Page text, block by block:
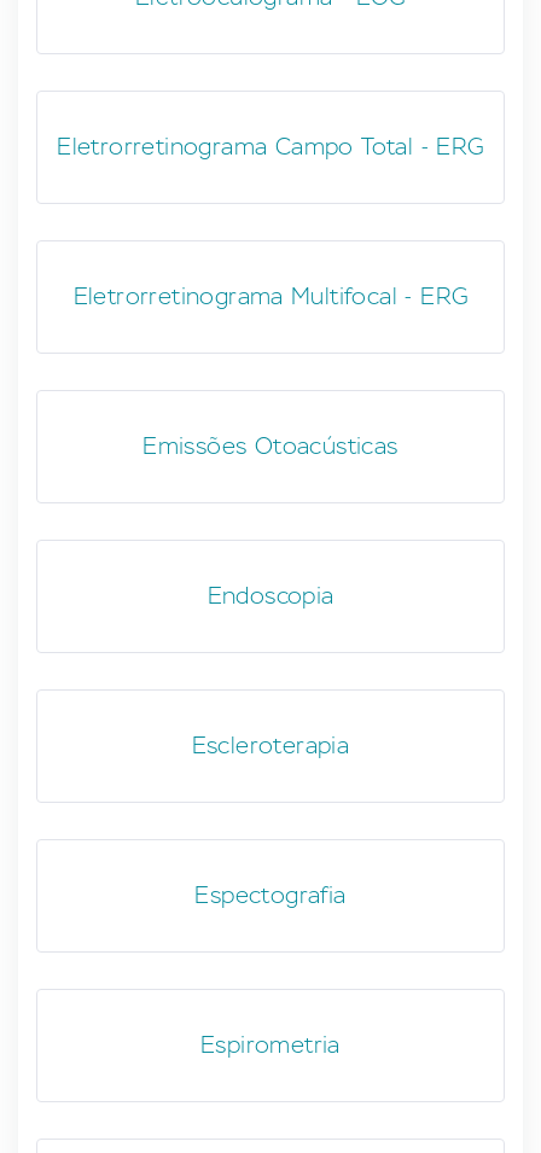
Eletrorretinograma Campo Total - ERG
Eletrorretinograma Multifocal - ERG
Emissões Otoacústicas
Endoscopia
Escleroterapia
Espectografia
Espirometria